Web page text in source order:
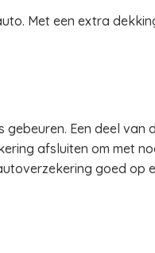
Met een extra
Een deel van
afsluiten om met
goed op